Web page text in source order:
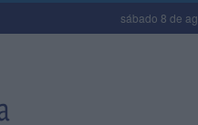
sábado 8 de